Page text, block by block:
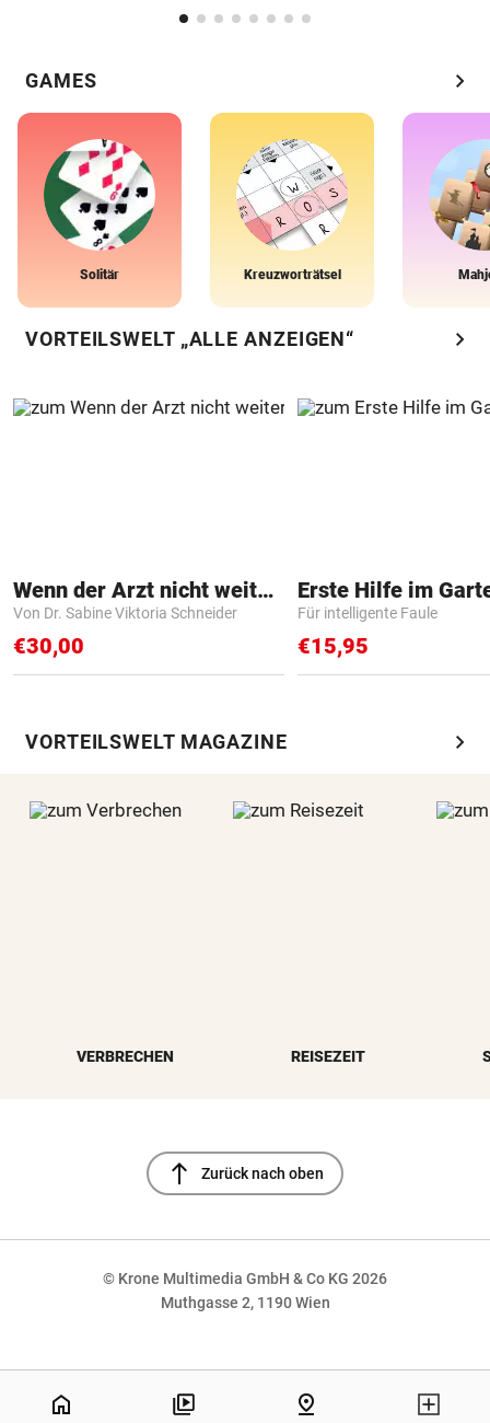
GAMES chevron_right
Solitär Kreuzworträtsel
VORTEILSWELT „ALLE ANZEIGEN“ chevron_right
Wenn der Arzt nicht weiter weiß
Von Dr. Sabine Viktoria Schneider
€30,00
Erste Hilfe im
Für intelligente Faule
€15,95
VORTEILSWELT MAGAZINE chevron_right
VERBRECHEN REISEZEIT
north Zurück nach oben
© Krone Multimedia GmbH & Co KG 2026
Muthgasse 2, 1190 Wien
home pin_drop
NaN%